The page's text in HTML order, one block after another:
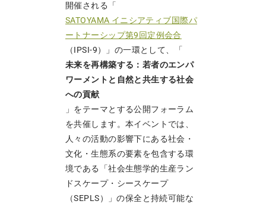
開催される「
SATOYAMA イニシアティブ国際パ
ートナーシップ第9回定例会合
（IPSI-9）」の一環として、「
未来を再構築する：若者のエンパ
ワーメントと自然と共生する社会
への貢献
」をテーマとする公開フォーラム
を共催します。本イベントでは、
人々の活動の影響下にある社会・
文化・生態系の要素を包含する環
境である「社会生態学的生産ラン
ドスケープ・シースケープ
（SEPLS）」の保全と持続可能な